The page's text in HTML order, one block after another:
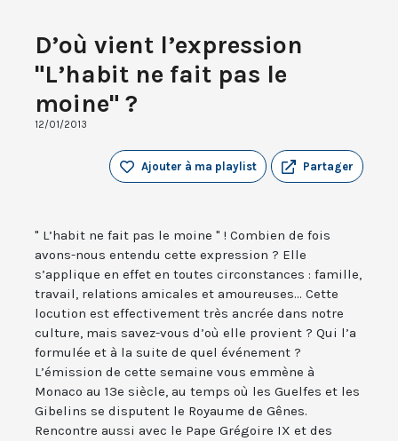
D’où vient l’expression
"L’habit ne fait pas le
moine" ?
12/01/2013
Partager
Ajouter à ma playlist
" L’habit ne fait pas le moine " ! Combien de fois
avons-nous entendu cette expression ? Elle
s’applique en effet en toutes circonstances : famille,
travail, relations amicales et amoureuses... Cette
locution est effectivement très ancrée dans notre
culture, mais savez-vous d’où elle provient ? Qui l’a
formulée et à la suite de quel événement ?
L’émission de cette semaine vous emmène à
Monaco au 13e siècle, au temps où les Guelfes et les
Gibelins se disputent le Royaume de Gênes.
Rencontre aussi avec le Pape Grégoire IX et des